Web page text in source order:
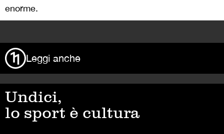
enorme.
Leggi anche
Undici,
lo sport è cultura